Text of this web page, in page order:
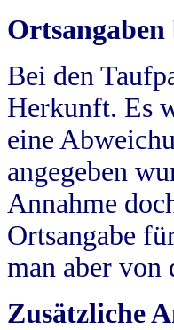
Ortsangaben
Bei den
Herkunft. Es
eine
angegeben
Annahme
Ortsangabe
man aber von
Zusätzliche